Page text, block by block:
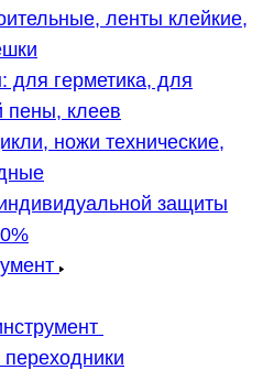
ленты клейкие,
для герметика, для
пены, клеев
ножи технические,
защиты